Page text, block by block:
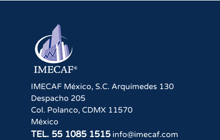
IMECAF México, S.C. Arquímedes 130
Despacho 205
Col. Polanco, CDMX 11570
México
TEL. 55 1085 1515 info@imecaf.com